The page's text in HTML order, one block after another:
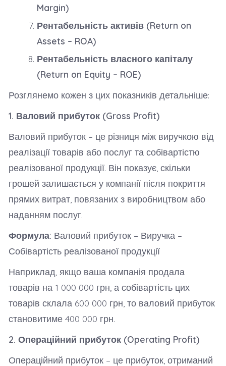
Margin)
Рентабельність активів (Return on
Assets – ROA)
Рентабельність власного капіталу
(Return on Equity – ROE)
Розглянемо кожен з цих показників детальніше:
1. Валовий прибуток (Gross Profit)
Валовий прибуток – це різниця між виручкою від
реалізації товарів або послуг та собівартістю
реалізованої продукції. Він показує, скільки
грошей залишається у компанії після покриття
прямих витрат, повязаних з виробництвом або
наданням послуг.
Формула: Валовий прибуток = Виручка –
Собівартість реалізованої продукції
Наприклад, якщо ваша компанія продала
товарів на 1 000 000 грн, а собівартість цих
товарів склала 600 000 грн, то валовий прибуток
становитиме 400 000 грн.
2. Операційний прибуток (Operating Profit)
Операційний прибуток – це прибуток, отриманий